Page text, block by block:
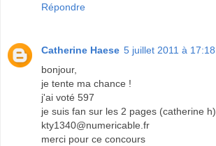
Répondre
Catherine Haese 5 juillet 2011 à 17:18
bonjour,
je tente ma chance !
j'ai voté 597
je suis fan sur les 2 pages (catherine h)
kty1340@numericable.fr
merci pour ce concours